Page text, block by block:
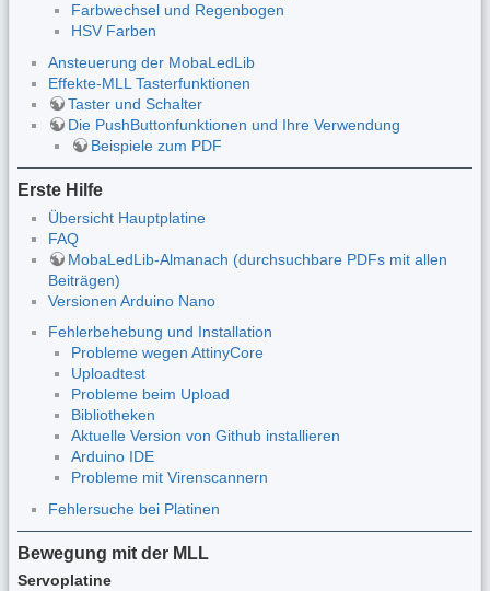
Farbwechsel und Regenbogen
HSV Farben
Ansteuerung der MobaLedLib
Effekte-MLL Tasterfunktionen
Taster und Schalter
Die PushButtonfunktionen und Ihre Verwendung
Beispiele zum PDF
Erste Hilfe
Übersicht Hauptplatine
FAQ
MobaLedLib-Almanach (durchsuchbare PDFs mit allen
Beiträgen)
Versionen Arduino Nano
Fehlerbehebung und Installation
Probleme wegen AttinyCore
Uploadtest
Probleme beim Upload
Bibliotheken
Aktuelle Version von Github installieren
Arduino IDE
Probleme mit Virenscannern
Fehlersuche bei Platinen
Bewegung mit der MLL
Servoplatine